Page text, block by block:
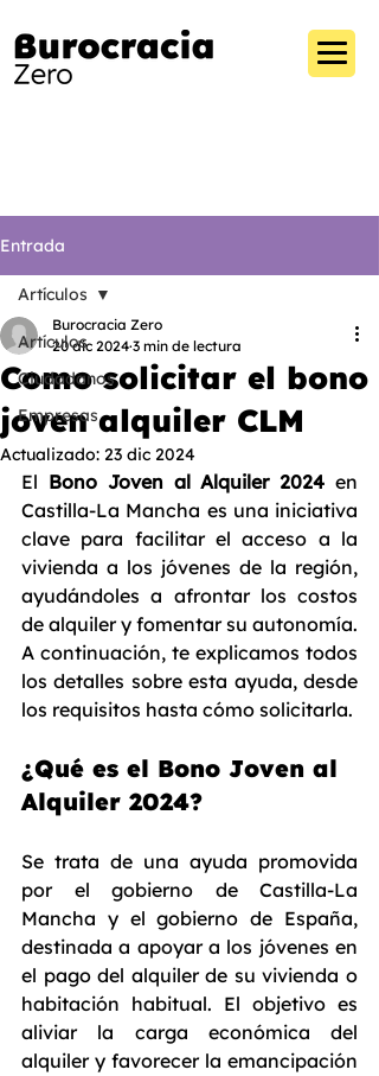
Entrada
Artículos
Ciudadanos
Empresas
Artículos
Como solicitar el bono
joven alquiler CLM
Burocracia Zero
20 dic 2024 3 min de lectura
Actualizado: 23 dic 2024
El Bono Joven al Alquiler 2024 en
Castilla-La Mancha es una iniciativa
clave para facilitar el acceso a la
vivienda a los jóvenes de la región,
ayudándoles a afrontar los costos
de alquiler y fomentar su autonomía.
A continuación, te explicamos todos
los detalles sobre esta ayuda, desde
los requisitos hasta cómo solicitarla.
¿Qué es el Bono Joven al
Alquiler 2024?
Se trata de una ayuda promovida
por el gobierno de Castilla-La
Mancha y el gobierno de España,
destinada a apoyar a los jóvenes en
el pago del alquiler de su vivienda o
habitación habitual. El objetivo es
aliviar la carga económica del
alquiler y favorecer la emancipación